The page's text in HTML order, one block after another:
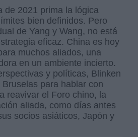
de 2021 prima la lógica
bien definidos. Pero
de Yang y Wang, no está
eficaz. China es hoy
muchos aliados, una
en un ambiente incierto.
y políticas, Blinken
para hablar con
reavivar el Foro chino, la
aliada, como días antes
socios asiáticos, Japón y